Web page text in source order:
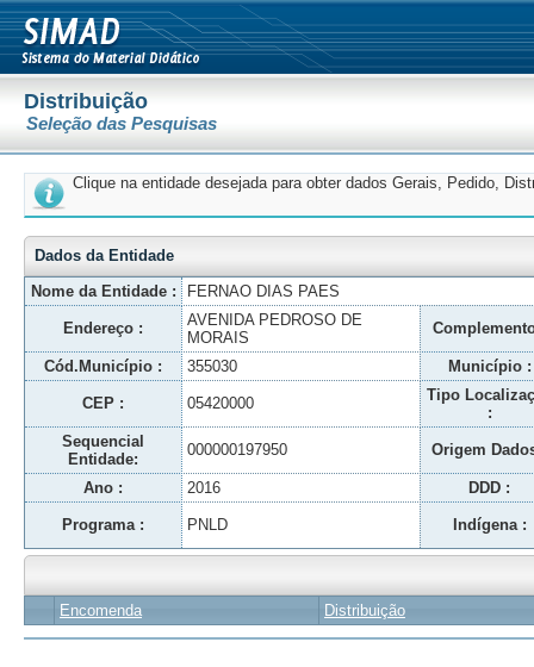
Distribuição
Seleção das Pesquisas
Clique na entidade desejada para obter dados Gerais, Pedido,
Dados da Entidade
Nome da Entidade :
FERNAO DIAS PAES
Endereço :
AVENIDA PEDROSO DE
MORAIS
Cód.Município : 355030 Município :
CEP : 05420000
Tipo
:
Sequencial
Entidade:
000000197950 Origem
Ano : 2016 DDD :
Programa : PNLD Indígena :
Encomenda Distribuição